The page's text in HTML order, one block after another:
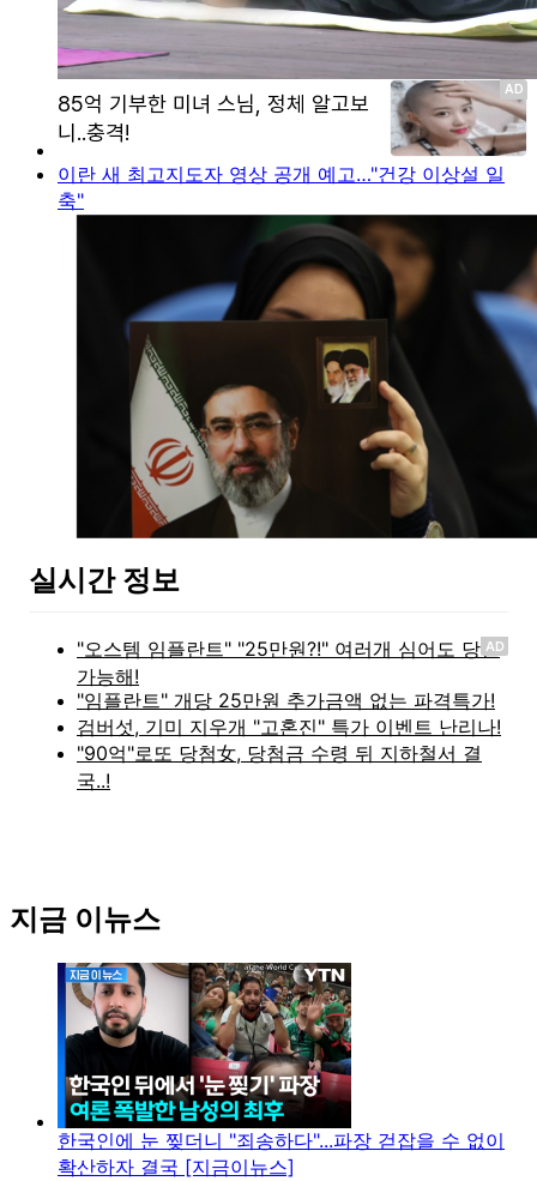
이란 새 최고지도자 영상 공개 예고…"건강 이상설 일
축"
실시간 정보
AD
지금 이뉴스
한국인에 눈 찢더니 "죄송하다"...파장 걷잡을 수 없이
확산하자 결국 [지금이뉴스]